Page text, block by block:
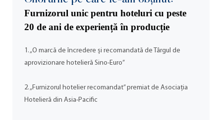
Furnizorul unic pentru hoteluri cu peste
20 de ani de experiență în producție
1. „O marcă de încredere și recomandată de Târgul de
aprovizionare hotelieră Sino-Euro”
2. „Furnizorul hotelier recomandat” premiat de Asociația
Hotelieră din Asia-Pacific